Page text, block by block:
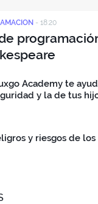
- 18:20
Academy te
y la de tus
y riesgos de